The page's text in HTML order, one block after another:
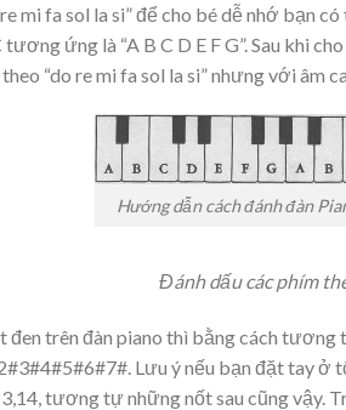
mi fa sol la si” để cho bé dễ nhớ bạn
ứng là “A B C D E F G”. Sau khi
“do re mi fa sol la si” nhưng với âm
Hướng dẫn cách đánh đàn
Đánh dấu các phím
đen trên đàn piano thì bằng cách
Lưu ý nếu bạn đặt tay ở
tương tự những nốt sau cũng vậy.